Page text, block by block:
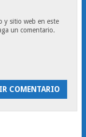
y sitio web en este
un comentario.